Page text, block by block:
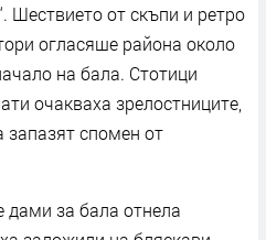
Шествието от скъпи и ретро
огласяше района около
на бала. Стотици
очакваха зрелостниците,
запазят спомен от
дами за бала отнела